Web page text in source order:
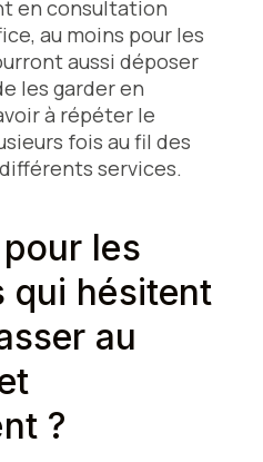
en consultation
au moins pour les
aussi déposer
les garder en
à répéter le
fois au fil des
services.
les
qui hésitent
au
?